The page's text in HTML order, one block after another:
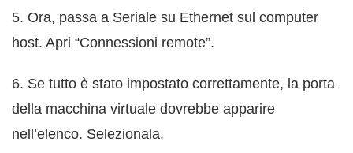
5. Ora, passa a Seriale su Ethernet sul computer
host. Apri “Connessioni remote”.
6. Se tutto è stato impostato correttamente, la porta
della macchina virtuale dovrebbe apparire
nell’elenco. Selezionala.